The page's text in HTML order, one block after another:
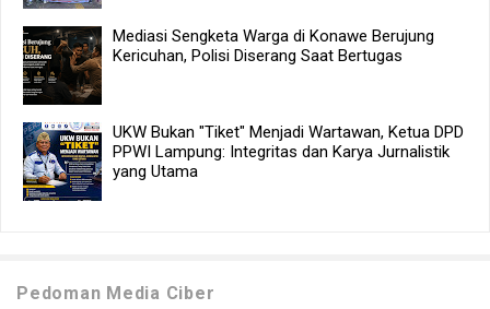
Mediasi Sengketa Warga di Konawe Berujung
Kericuhan, Polisi Diserang Saat Bertugas
UKW Bukan "Tiket" Menjadi Wartawan, Ketua DPD
PPWI Lampung: Integritas dan Karya Jurnalistik
yang Utama
Pedoman Media Ciber